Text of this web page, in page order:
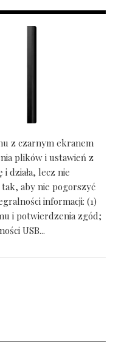
z czarnym ekranem
plików i ustawień z
działa, lecz nie
aby nie pogorszyć
informacji: (1)
i potwierdzenia zgód;
USB...